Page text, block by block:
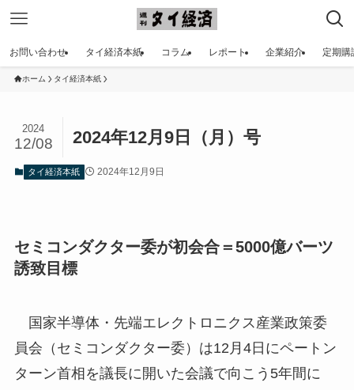
お問い合わせ タイ経済本紙 コラム レポート 企業紹介 定期購
ホーム タイ経済本紙
2024年12月9日（月）号
2024
12/08
タイ経済本紙 2024年12月9日
セミコンダクター委が初会合＝5000億バーツ
誘致目標
国家半導体・先端エレクトロニクス産業政策委
員会（セミコンダクター委）は12月4日にペートン
ターン首相を議長に開いた会議で向こう5年間に